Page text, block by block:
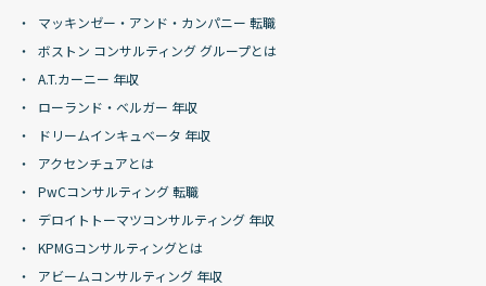
マッキンゼー・アンド・カンパニー 転職
ボストン コンサルティング グループとは
A.T.カーニー 年収
ローランド・ベルガー 年収
ドリームインキュベータ 年収
アクセンチュアとは
PwCコンサルティング 転職
デロイトトーマツコンサルティング 年収
KPMGコンサルティングとは
アビームコンサルティング 年収